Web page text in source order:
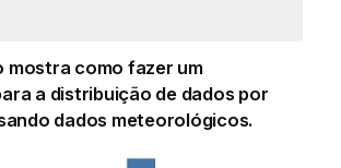
mostra como fazer um
a distribuição de dados por
dados meteorológicos.